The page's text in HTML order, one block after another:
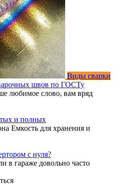
Виды сварки
швов по ГОСТу
любимое слово, вам вряд
и полных
Емкость для хранения и
с нуля?
в гараже довольно часто